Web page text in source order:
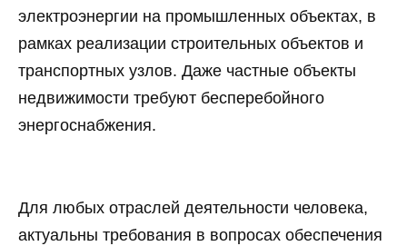
электроэнергии на промышленных объектах, в
рамках реализации строительных объектов и
транспортных узлов. Даже частные объекты
недвижимости требуют бесперебойного
энергоснабжения.
Для любых отраслей деятельности человека,
актуальны требования в вопросах обеспечения